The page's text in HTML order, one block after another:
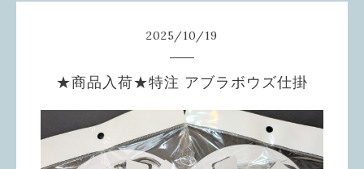
2025/10/19
★商品入荷★特注 アブラボウズ仕掛